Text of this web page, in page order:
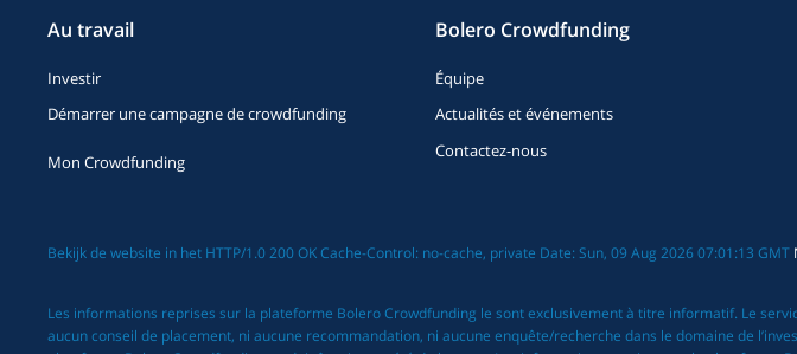
Au travail
Investir
Démarrer une campagne de crowdfunding
Mon Crowdfunding
Bolero Crowdfunding
Équipe
Actualités et événements
Contactez-nous
Bekijk de website in het HTTP/1.0 200 OK Cache-Control: no-cache, private Date: Sun, 09 Aug 2026 07:01:13 GMT
Les informations reprises sur la plateforme Bolero Crowdfunding le sont exclusivement à titre informatif. Le
aucun conseil de placement, ni aucune recommandation, ni aucune enquête/recherche dans le domaine de